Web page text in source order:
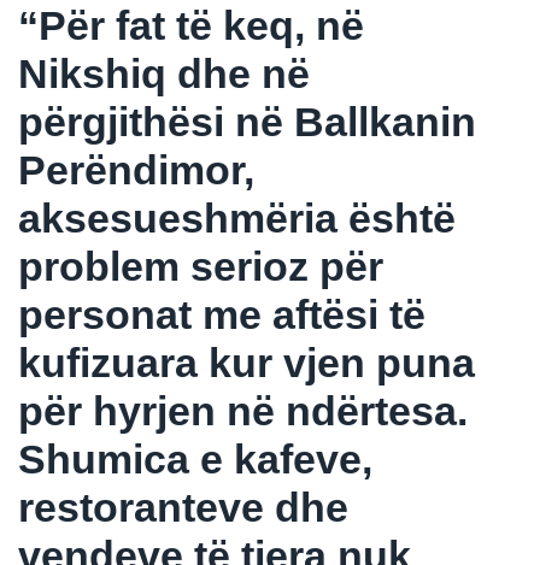
“Për fat të keq, në
Nikshiq dhe në
përgjithësi në Ballkanin
Perëndimor,
aksesueshmëria është
problem serioz për
personat me aftësi të
kufizuara kur vjen puna
për hyrjen në ndërtesa.
Shumica e kafeve,
restoranteve dhe
vendeve të tjera nuk